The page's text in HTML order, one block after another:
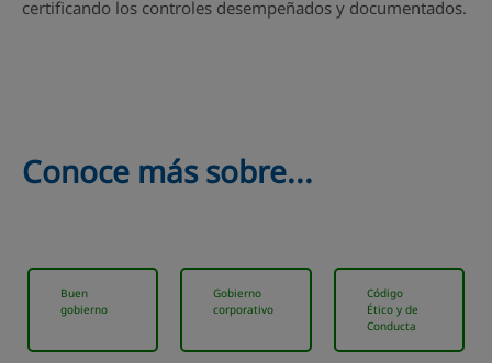
certificando los controles desempeñados y documentados.
Conoce más sobre...
Buen
gobierno
Gobierno
corporativo
Código
Ético y de
Conducta